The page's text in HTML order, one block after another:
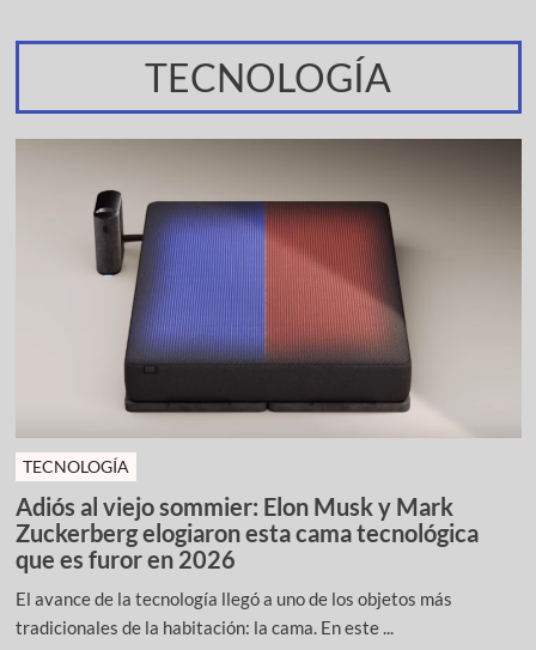
TECNOLOGÍA
TECNOLOGÍA
Adiós al viejo sommier: Elon Musk y Mark
Zuckerberg elogiaron esta cama tecnológica
que es furor en 2026
El avance de la tecnología llegó a uno de los objetos más
tradicionales de la habitación: la cama. En este ...